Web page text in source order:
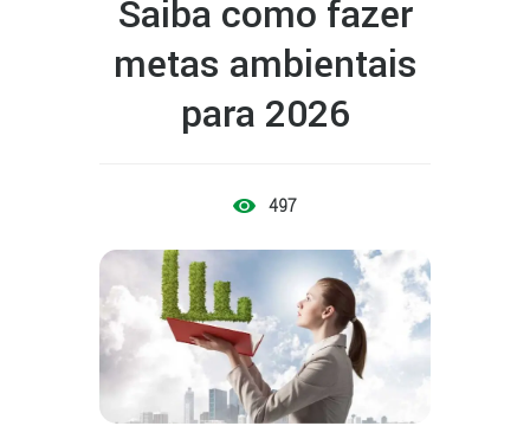
Saiba como fazer
metas ambientais
para 2026
497